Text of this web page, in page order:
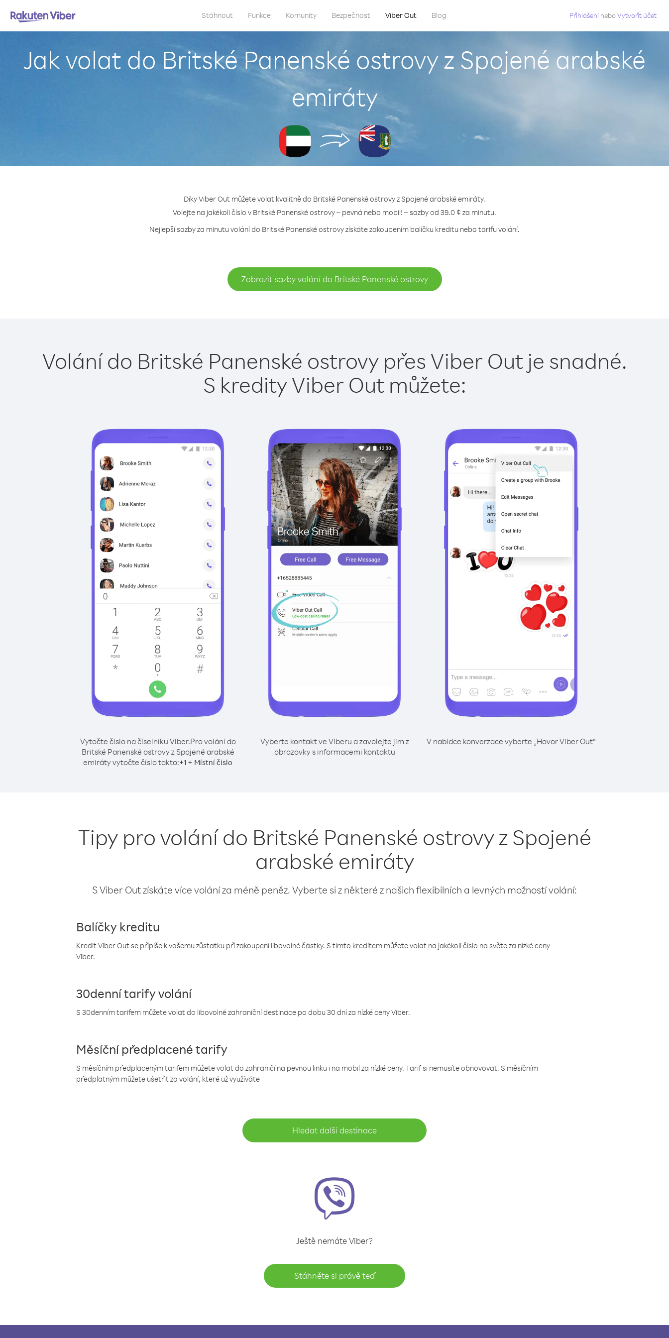
Stáhnout Funkce Komunity Bezpečnost Viber Out Blog Přihlášení neboVytvořit účet
Jak volat do Britské Panenské ostrovy z Spojené arabské
emiráty
Díky Viber Out můžete volat kvalitně do Britské Panenské ostrovy z Spojené arabské emiráty.
Volejte na jakékoli číslo v Britské Panenské ostrovy – pevná nebo mobil! – sazby od 39.0 ¢ za minutu.
Nejlepší sazby za minutu volání do Britské Panenské ostrovy získáte zakoupením balíčku kreditu nebo tarifu volání.
Zobrazit sazby volání do Britské Panenské ostrovy
Volání do Britské Panenské ostrovy přes Viber Out je snadné.
S kredity Viber Out můžete:
Vytočte číslo na číselníku Viber.Pro volání do
Britské Panenské ostrovy z Spojené arabské
emiráty vytočte číslo takto:+1 + Místní číslo
Vyberte kontakt ve Viberu a zavolejte jim z
obrazovky s informacemi kontaktu
V nabídce konverzace vyberte „Hovor Viber Out“
Tipy pro volání do Britské Panenské ostrovy z Spojené
arabské emiráty
S Viber Out získáte více volání za méně peněz. Vyberte si z některé z našich flexibilních a levných možností volání:
Balíčky kreditu
Kredit Viber Out se připíše k vašemu zůstatku při zakoupení libovolné částky. S tímto kreditem můžete volat na jakékoli číslo na světe za nízké ceny
Viber.
30denní tarify volání
S 30denním tarifem můžete volat do libovolné zahraniční destinace po dobu 30 dní za nízké ceny Viber.
Měsíční předplacené tarify
S měsíčním předplaceným tarifem můžete volat do zahraničí na pevnou linku i na mobil za nízké ceny. Tarif si nemusíte obnovovat. S měsíčním
předplatným můžete ušetřit za volání, které už využíváte
Hledat další destinace
Ještě nemáte Viber?
Stáhněte si právě teď